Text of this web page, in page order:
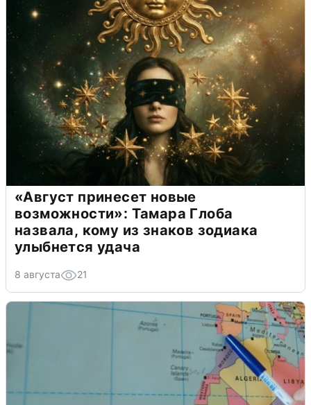
«Август принесет новые
возможности»: Тамара Глоба
назвала, кому из знаков зодиака
улыбнется удача
8 августа 21